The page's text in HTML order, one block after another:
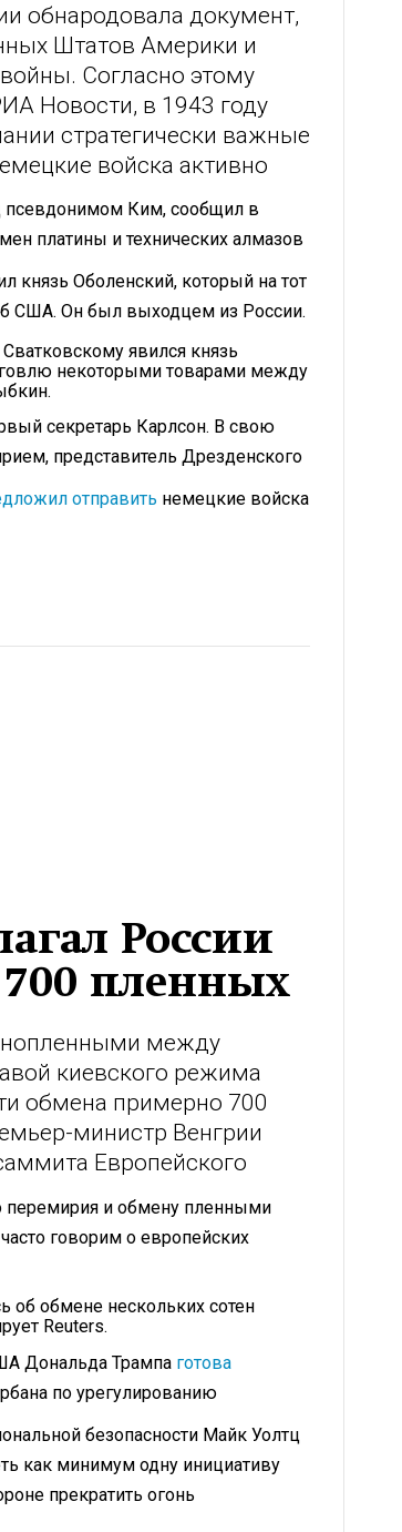
обнародовала документ,
Штатов Америки и
Согласно этому
Новости, в 1943 году
стратегически важные
войска активно
псевдонимом Ким, сообщил в
платины и технических алмазов
князь Оболенский, который на тот
США. Он был выходцем из России.
явился князь
некоторыми товарами между
секретарь Карлсон. В свою
представитель Дрезденского
отправить немецкие войска
России
пленных
между
киевского режима
обмена примерно 700
министр Венгрии
Европейского
перемирия и обмену пленными
говорим о европейских
об обмене нескольких сотен
Reuters.
Дональда Трампа готова
по урегулированию
безопасности Майк Уолтц
как минимум одну инициативу
прекратить огонь